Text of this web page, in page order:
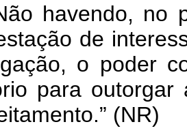
havendo, no
de
o poder
para
(NR)